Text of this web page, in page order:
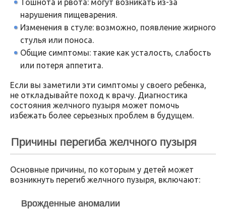
нарушения пищеварения.
Изменения в стуле: возможно, появление жирного
стулья или поноса.
Общие симптомы: такие как усталость, слабость
или потеря аппетита.
Если вы заметили эти симптомы у своего ребенка,
не откладывайте поход к врачу. Диагностика
состояния желчного пузыря может помочь
избежать более серьезных проблем в будущем.
Причины перегиба желчного пузыря
Основные причины, по которым у детей может
возникнуть перегиб желчного пузыря, включают:
Врожденные аномалии